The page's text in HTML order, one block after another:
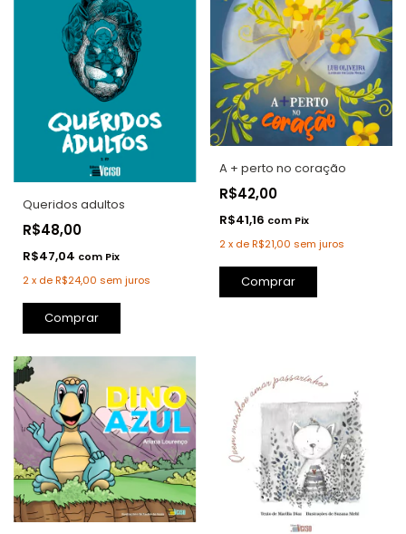
Queridos adultos
R$48,00
R$47,04 com Pix
2x deR$24,00 sem juros
Comprar
A + perto no coração
R$42,00
R$41,16 com Pix
2 x deR$21,00 sem juros
Comprar